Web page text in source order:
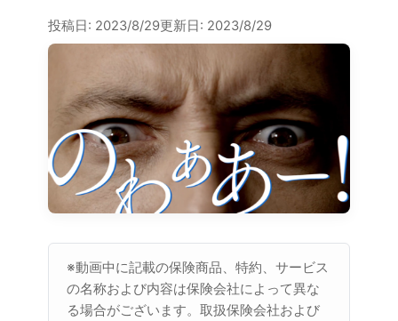
投稿日: 2023/8/29更新日: 2023/8/29
※動画中に記載の保険商品、特約、サービス
の名称および内容は保険会社によって異な
る場合がございます。取扱保険会社および